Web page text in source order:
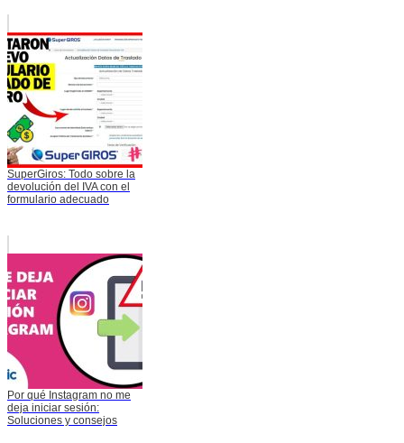
SuperGiros: Todo sobre la
devolución del IVA con el
formulario adecuado
Por qué Instagram no me
deja iniciar sesión:
Soluciones y consejos